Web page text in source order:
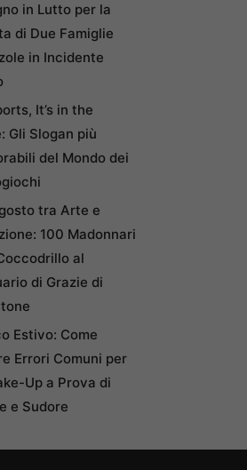
in Lutto per la
di Due Famiglie
in Incidente
It’s in the
Gli Slogan più
del Mondo dei
tra Arte e
100 Madonnari
al
di Grazie di
Estivo: Come
Errori Comuni per
Up a Prova di
e Sudore